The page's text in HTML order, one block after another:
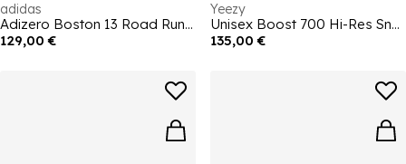
adidas
Adizero Boston 13 Road Running Shoes Mens
129,00 €
Yeezy
Unisex Boost 700 Hi-Res Sneakers with Innovative Boost Midsole
135,00 €